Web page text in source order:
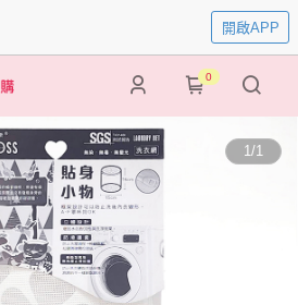
開啟APP
0
1/1